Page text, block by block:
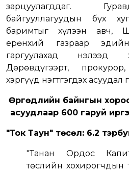
зарцуулагддаг.
байгууллагуудын бүх
баримтыг хүлээн авч,
ерөнхий газраар
гаргуулахад нэлээд
Дөрөвдүгээрт,
хэргүүд нэгтгэгдэх асуудал
Өргөдлийн байнгын
асуудлаар 600 гаруй
"Ток Таун" төсөл: 6.2
"Танан Ордос
төслийн хохирогчдын